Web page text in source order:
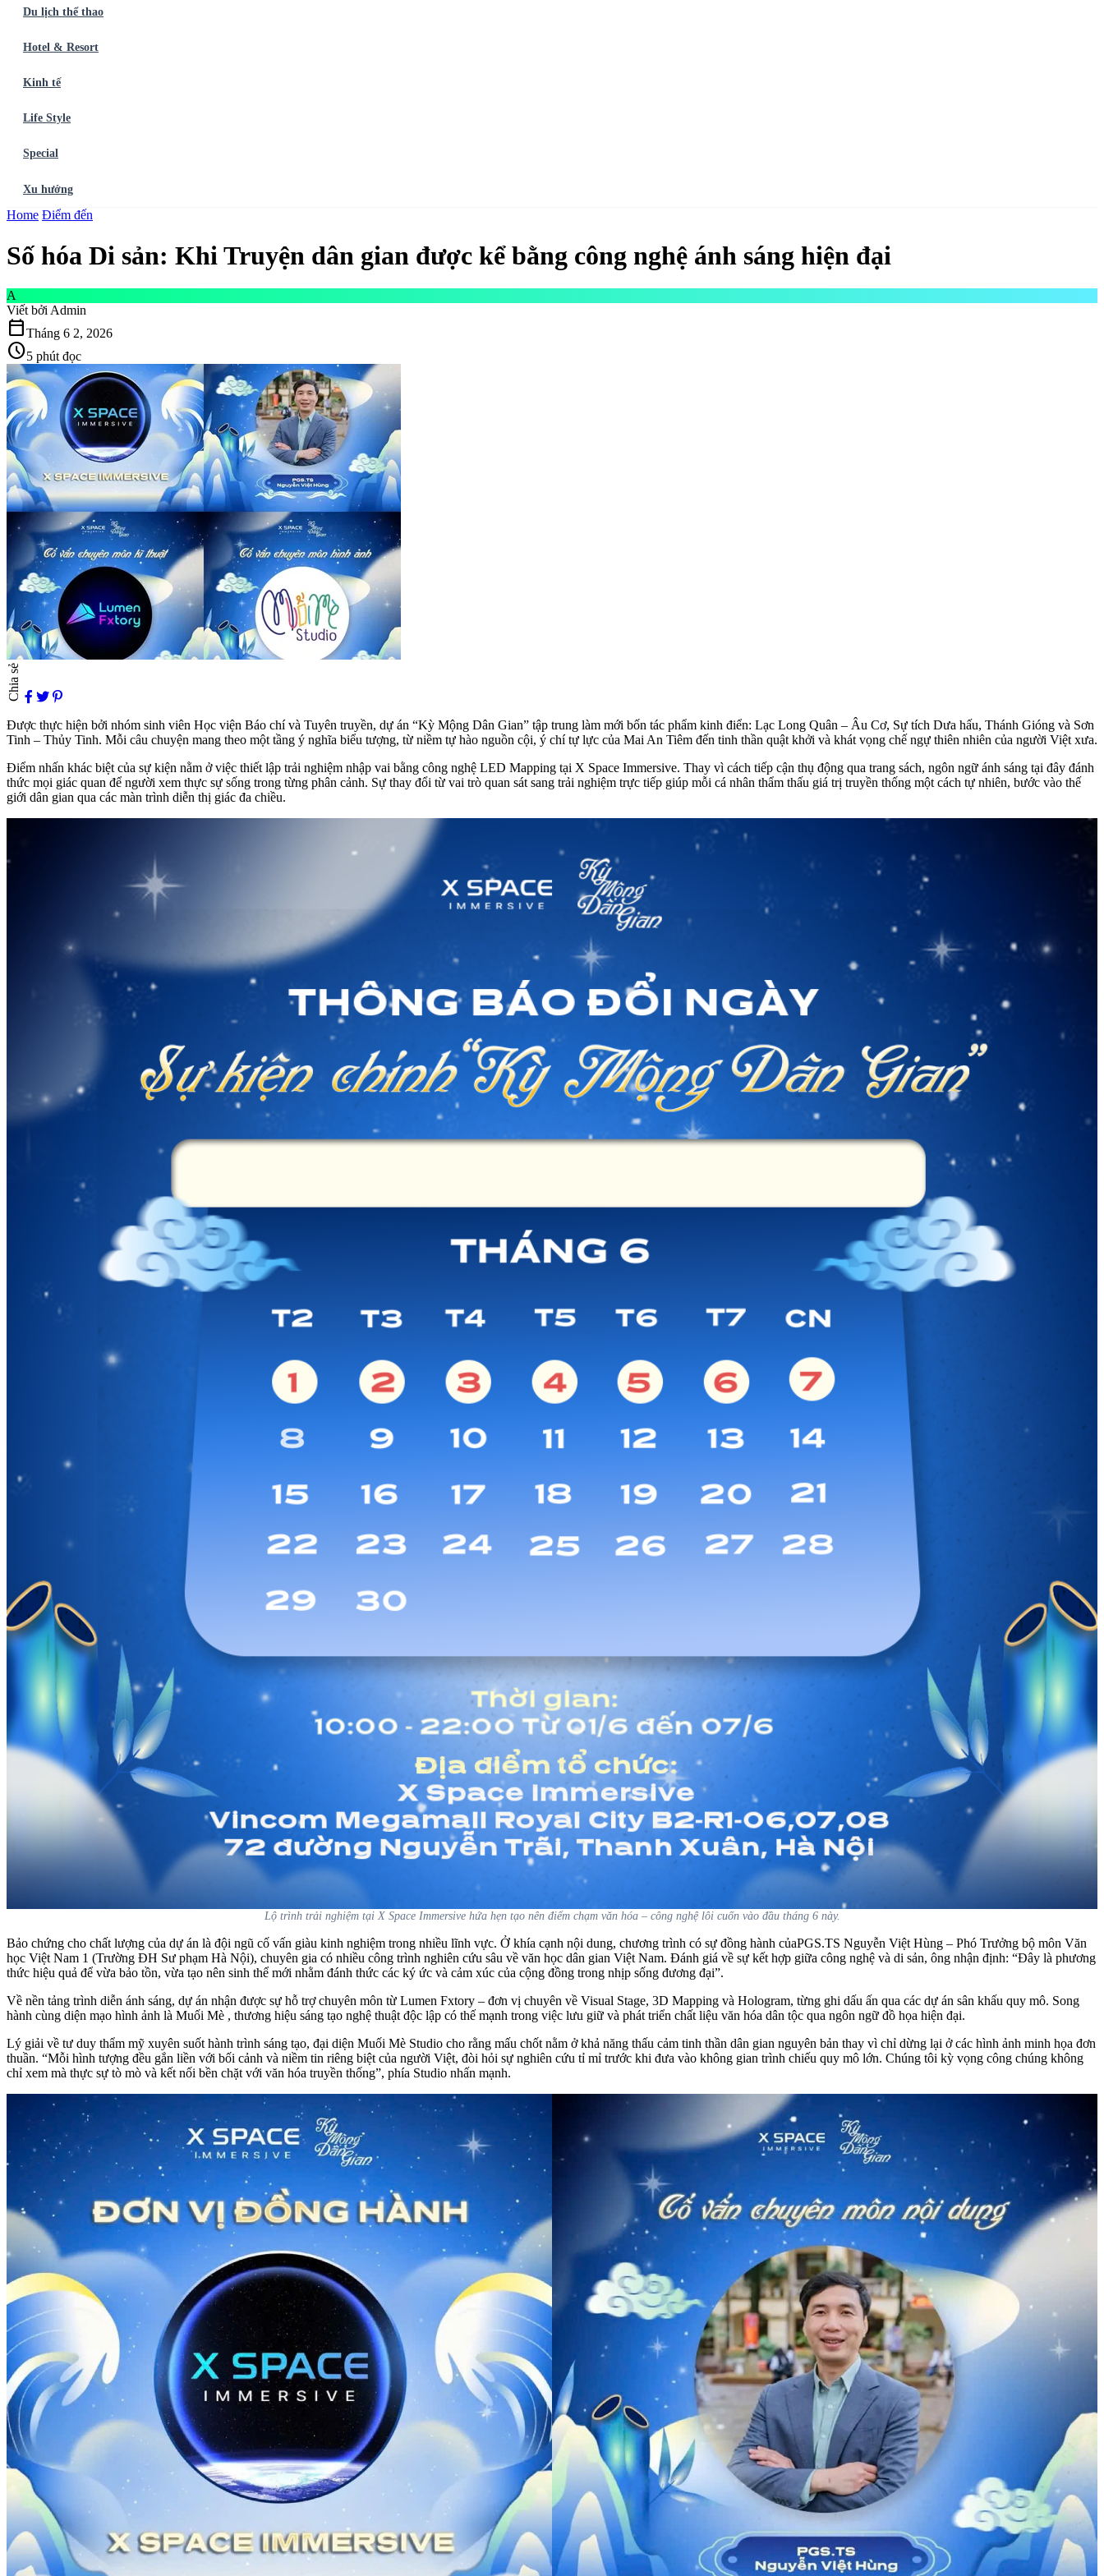
Du lịch thể thao
Hotel & Resort
Kinh tế
Life Style
Special
Xu hướng
Trang chủẨm thực
Home Điểm đến
Số hóa Di sản: Khi Truyện dân gian được kể bằng công nghệ ánh sáng hiện đại
A
Viết bởi Admin
calendar_todayTháng 6 2, 2026
schedule5 phút đọc
Chia sẻ
Được thực hiện bởi nhóm sinh viên Học viện Báo chí và Tuyên truyền, dự án “Kỳ Mộng Dân Gian” tập trung làm mới bốn tác phẩm kinh điển: Lạc Long Quân – Âu Cơ, Sự tích Dưa hấu, Thánh Gióng và Sơn
Tinh – Thủy Tinh. Mỗi câu chuyện mang theo một tầng ý nghĩa biểu tượng, từ niềm tự hào nguồn cội, ý chí tự lực của Mai An Tiêm đến tinh thần quật khởi và khát vọng chế ngự thiên nhiên của người Việt xưa.
Điểm nhấn khác biệt của sự kiện nằm ở việc thiết lập trải nghiệm nhập vai bằng công nghệ LED Mapping tại X Space Immersive. Thay vì cách tiếp cận thụ động qua trang sách, ngôn ngữ ánh sáng tại đây đánh
thức mọi giác quan để người xem thực sự sống trong từng phân cảnh. Sự thay đổi từ vai trò quan sát sang trải nghiệm trực tiếp giúp mỗi cá nhân thẩm thấu giá trị truyền thống một cách tự nhiên, bước vào thế
giới dân gian qua các màn trình diễn thị giác đa chiều.
Lộ trình trải nghiệm tại X Space Immersive hứa hẹn tạo nên điểm chạm văn hóa – công nghệ lôi cuốn vào đầu tháng 6 này.
Bảo chứng cho chất lượng của dự án là đội ngũ cố vấn giàu kinh nghiệm trong nhiều lĩnh vực. Ở khía cạnh nội dung, chương trình có sự đồng hành củaPGS.TS Nguyễn Việt Hùng – Phó Trưởng bộ môn Văn
học Việt Nam 1 (Trường ĐH Sư phạm Hà Nội), chuyên gia có nhiều công trình nghiên cứu sâu về văn học dân gian Việt Nam. Đánh giá về sự kết hợp giữa công nghệ và di sản, ông nhận định: “Đây là phương
thức hiệu quả để vừa bảo tồn, vừa tạo nên sinh thể mới nhằm đánh thức các ký ức và cảm xúc của cộng đồng trong nhịp sống đương đại”.
Về nền tảng trình diễn ánh sáng, dự án nhận được sự hỗ trợ chuyên môn từ Lumen Fxtory – đơn vị chuyên về Visual Stage, 3D Mapping và Hologram, từng ghi dấu ấn qua các dự án sân khấu quy mô. Song
hành cùng diện mạo hình ảnh là Muối Mè , thương hiệu sáng tạo nghệ thuật độc lập có thế mạnh trong việc lưu giữ và phát triển chất liệu văn hóa dân tộc qua ngôn ngữ đồ họa hiện đại.
Lý giải về tư duy thẩm mỹ xuyên suốt hành trình sáng tạo, đại diện Muối Mè Studio cho rằng mấu chốt nằm ở khả năng thấu cảm tinh thần dân gian nguyên bản thay vì chỉ dừng lại ở các hình ảnh minh họa đơn
thuần. “Mỗi hình tượng đều gắn liền với bối cảnh và niềm tin riêng biệt của người Việt, đòi hỏi sự nghiên cứu tỉ mỉ trước khi đưa vào không gian trình chiếu quy mô lớn. Chúng tôi kỳ vọng công chúng không
chỉ xem mà thực sự tò mò và kết nối bền chặt với văn hóa truyền thống”, phía Studio nhấn mạnh.